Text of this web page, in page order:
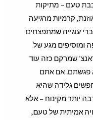
טעם – מתיקות
קרמיות מרגיעה
עוגייה שמתפצחים
ומוסיפים מגע של
שמרקם כזה עוד
פגשתם. אם אתם
גלידה שהיא
יותר מקינוח – אלא
אמיתית של טעם,